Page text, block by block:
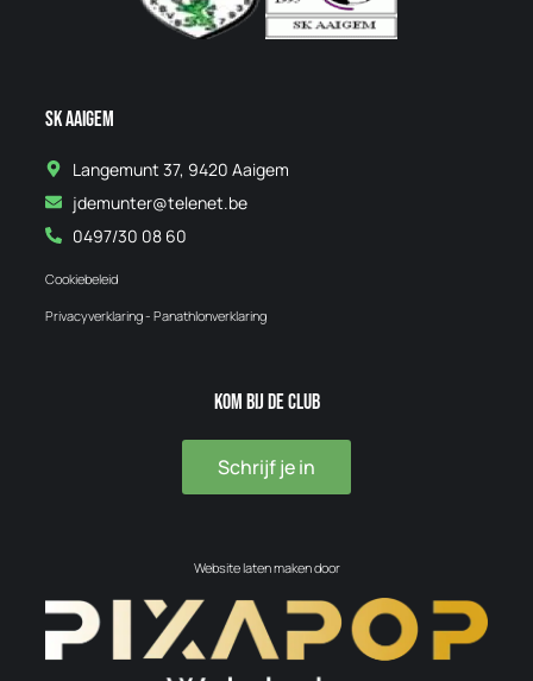
SK AAigem
Langemunt 37, 9420 Aaigem
jdemunter@telenet.be
0497/30 08 60
Cookiebeleid
Privacyverklaring - Panathlonverklaring
Kom bij de club
Schrijf je in
Website laten maken door